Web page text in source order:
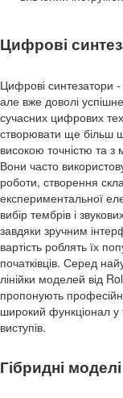
Цифрові
Цифрові синтезатори
але вже доволі
сучасних цифрових
створювати ще більш
високою точністю та
Вони часто
роботи, створення
експериментальної
вибір тембрів і
завдяки зручним
вартість роблять їх
початківців. Серед
лінійки моделей від
пропонують
широкий функціонал у
виступів.
Гібридні моделі